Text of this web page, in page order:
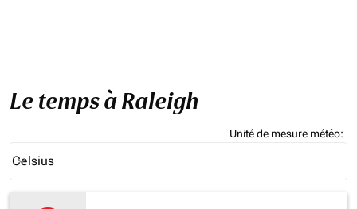
Le temps à Raleigh
Unité de mesure météo:
Celsius
keyboard_arrow_down